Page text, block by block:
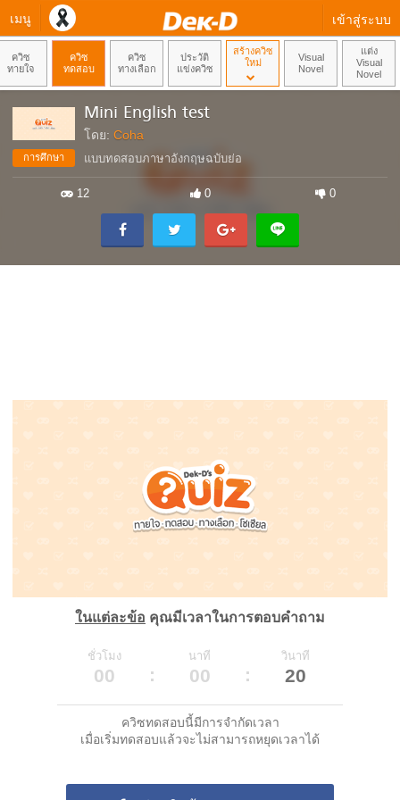
เมนู เข้าสู่ระบบ
ควิซ
ทายใจ
ควิซ
ทดสอบ
ควิซ
ทางเลือก
ประวัติ
แข่งควิซ
สร้างควิซ
ใหม่
Visual
Novel
แต่ง
Visual
Novel
การศึกษา
Mini English test
โดย: Coha
แบบทดสอบภาษาอังกฤษฉบับย่อ
12 0 0
ในแต่ละข้อ คุณมีเวลาในการตอบคำถาม
ชั่วโมง นาที วินาที
00 00 20
ควิซทดสอบนี้มีการจำกัดเวลา
เมื่อเริ่มทดสอบแล้วจะไม่สามารถหยุดเวลาได้